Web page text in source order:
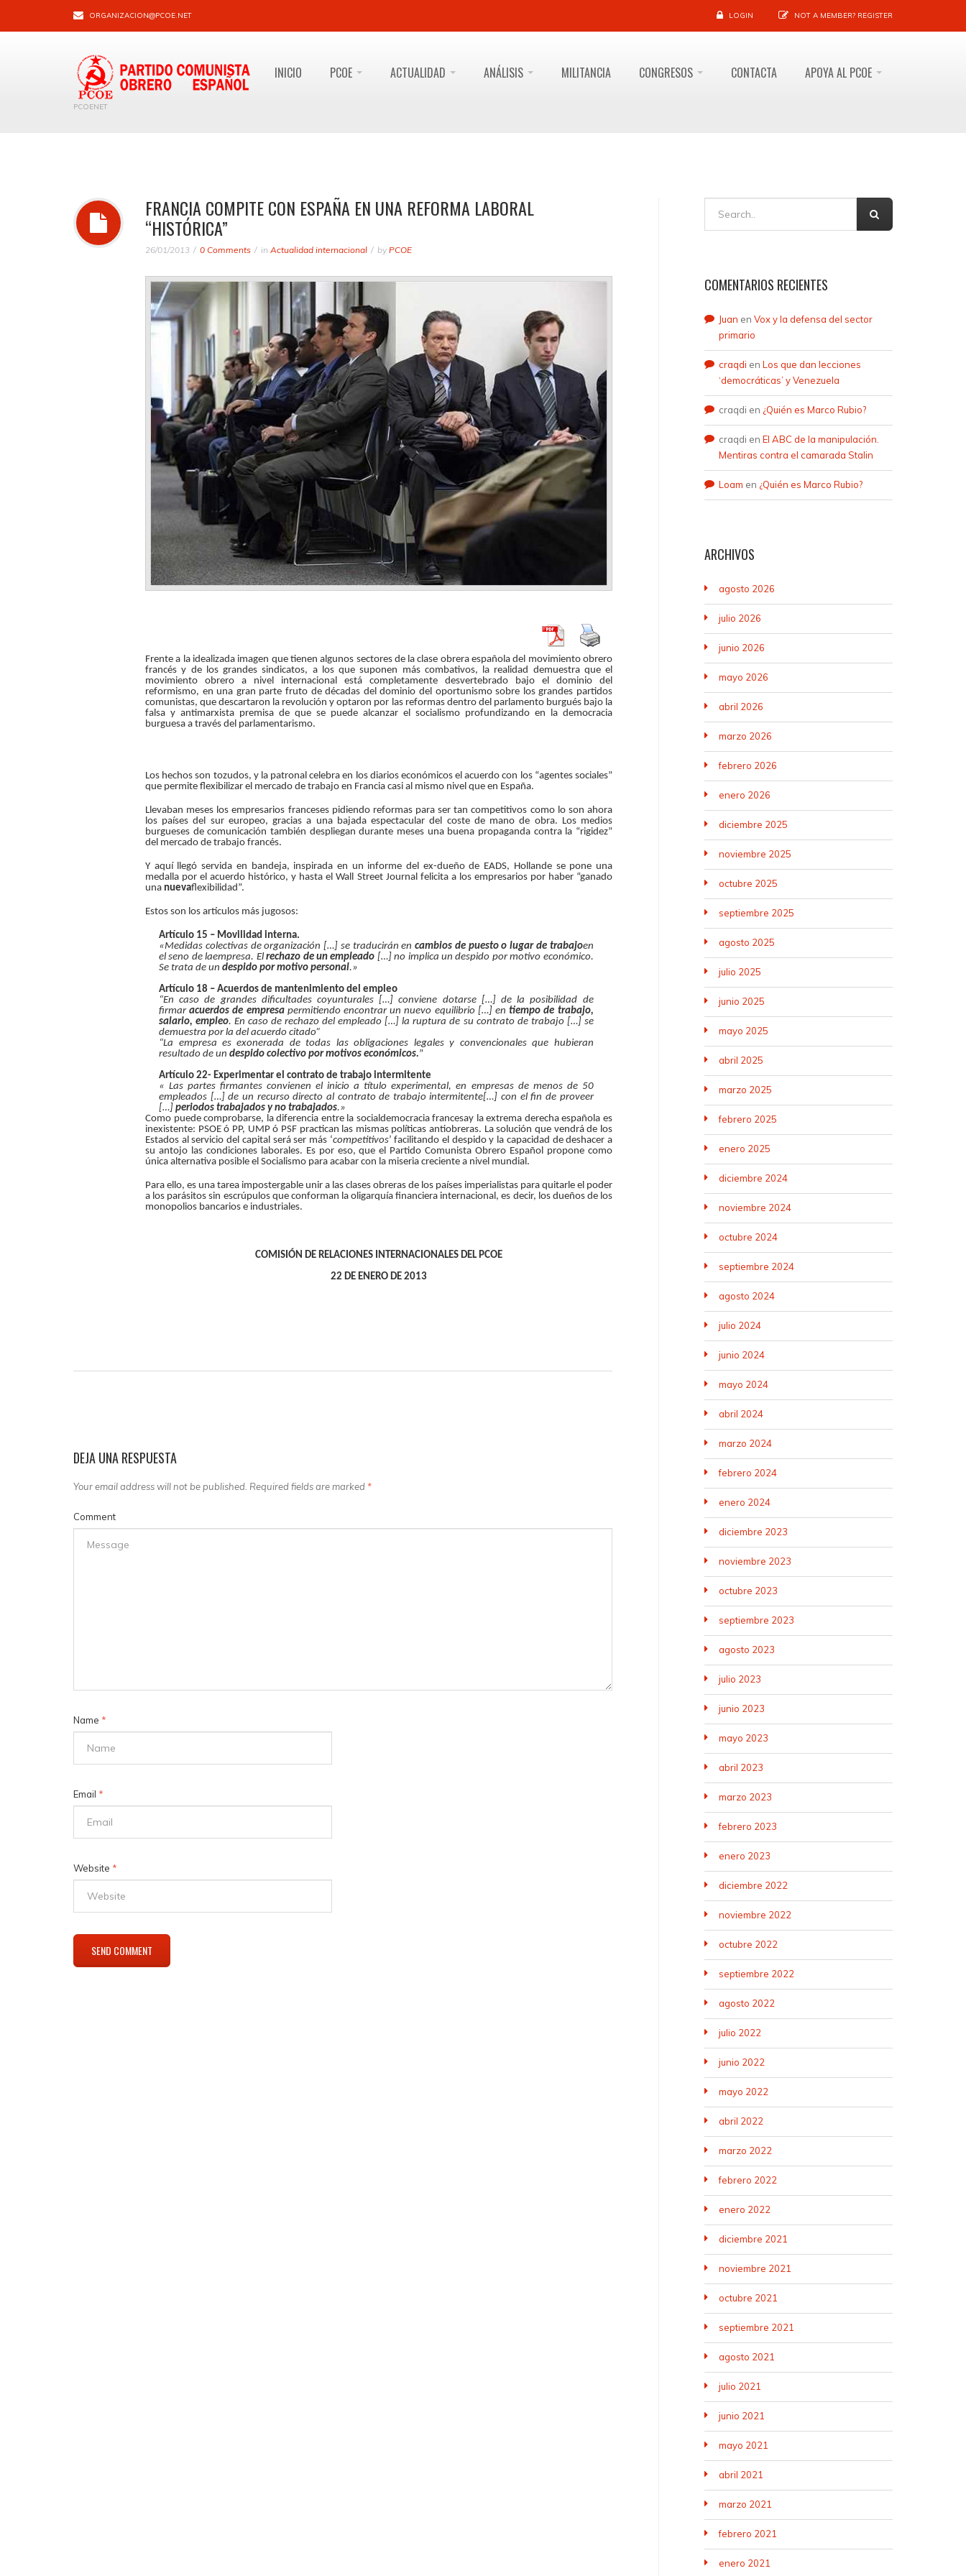
ORGANIZACION@PCOE.NET LOGIN NOT A MEMBER? REGISTER
PCOENET
INICIO PCOE ACTUALIDAD ANÁLISIS MILITANCIA CONGRESOS CONTACTA APOYA AL PCOE
FRANCIA COMPITE CON ESPAÑA EN UNA REFORMA LABORAL
“HISTÓRICA”
26/01/2013 0 Comments in Actualidad internacional by PCOE
Frente a la idealizada imagen que tienen algunos sectores de la clase obrera española del movimiento obrero
francés y de los grandes sindicatos, a los que suponen más combativos, la realidad demuestra que el
movimiento obrero a nivel internacional está completamente desvertebrado bajo el dominio del
reformismo, en una gran parte fruto de décadas del dominio del oportunismo sobre los grandes partidos
comunistas, que descartaron la revolución y optaron por las reformas dentro del parlamento burgués bajo la
falsa y antimarxista premisa de que se puede alcanzar el socialismo profundizando en la democracia
burguesa a través del parlamentarismo.
Los hechos son tozudos, y la patronal celebra en los diarios económicos el acuerdo con los “agentes sociales”
que permite flexibilizar el mercado de trabajo en Francia casi al mismo nivel que en España.
Llevaban meses los empresarios franceses pidiendo reformas para ser tan competitivos como lo son ahora
los países del sur europeo, gracias a una bajada espectacular del coste de mano de obra. Los medios
burgueses de comunicación también despliegan durante meses una buena propaganda contra la “rigidez”
del mercado de trabajo francés.
Y aquí llegó servida en bandeja, inspirada en un informe del ex-dueño de EADS, Hollande se pone una
medalla por el acuerdo histórico, y hasta el Wall Street Journal felicita a los empresarios por haber “ganado
una nuevaflexibilidad”.
Estos son los artículos más jugosos:
Artículo 15 – Movilidad interna.
«Medidas colectivas de organización […] se traducirán encambios de puesto o lugar de trabajoen
el seno de laempresa. Elrechazo de un empleado […] no implica un despido por motivo económico.
Se trata de undespido por motivo personal.»
Artículo 18 – Acuerdos de mantenimiento del empleo
“En caso de grandes dificultades coyunturales […] conviene dotarse […] de la posibilidad de
firmaracuerdos de empresapermitiendo encontrar un nuevo equilibrio […] entiempo de trabajo,
salario, empleo. En caso de rechazo del empleado […] la ruptura de su contrato de trabajo […] se
demuestra por la del acuerdo citado”
“La empresa es exonerada de todas las obligaciones legales y convencionales que hubieran
resultado de undespido colectivo por motivos económicos.”
Artículo 22- Experimentar el contrato de trabajo intermitente
« Las partes firmantes convienen el inicio a título experimental, en empresas de menos de 50
empleados […] de un recurso directo al contrato de trabajo intermitente[…] con el fin de proveer
[…]periodos trabajados y no trabajados.»
Como puede comprobarse, la diferencia entre la socialdemocracia francesay la extrema derecha española es
inexistente: PSOE ó PP, UMP ó PSF practican las mismas políticas antiobreras. La solución que vendrá de los
Estados al servicio del capital será ser más ‘competitivos’ facilitando el despido y la capacidad de deshacer a
su antojo las condiciones laborales. Es por eso, que el Partido Comunista Obrero Español propone como
única alternativa posible el Socialismo para acabar con la miseria creciente a nivel mundial.
Para ello, es una tarea impostergable unir a las clases obreras de los países imperialistas para quitarle el poder
a los parásitos sin escrúpulos que conforman la oligarquía financiera internacional, es decir, los dueños de los
monopolios bancarios e industriales.
COMISIÓN DE RELACIONES INTERNACIONALES DEL PCOE
22 DE ENERO DE 2013
DEJA UNA RESPUESTA
Your email address will not be published. Required fields are marked *
Comment
Name *
Email *
Website *
COMENTARIOS RECIENTES
Juan en Vox y la defensa del sector
primario
craqdi en Los que dan lecciones
‘democráticas’ y Venezuela
craqdi en ¿Quién es Marco Rubio?
craqdi en El ABC de la manipulación.
Mentiras contra el camarada Stalin
Loam en ¿Quién es Marco Rubio?
ARCHIVOS
agosto 2026
julio 2026
junio 2026
mayo 2026
abril 2026
marzo 2026
febrero 2026
enero 2026
diciembre 2025
noviembre 2025
octubre 2025
septiembre 2025
agosto 2025
julio 2025
junio 2025
mayo 2025
abril 2025
marzo 2025
febrero 2025
enero 2025
diciembre 2024
noviembre 2024
octubre 2024
septiembre 2024
agosto 2024
julio 2024
junio 2024
mayo 2024
abril 2024
marzo 2024
febrero 2024
enero 2024
diciembre 2023
noviembre 2023
octubre 2023
septiembre 2023
agosto 2023
julio 2023
junio 2023
mayo 2023
abril 2023
marzo 2023
febrero 2023
enero 2023
diciembre 2022
noviembre 2022
octubre 2022
septiembre 2022
agosto 2022
julio 2022
junio 2022
mayo 2022
abril 2022
marzo 2022
febrero 2022
enero 2022
diciembre 2021
noviembre 2021
octubre 2021
septiembre 2021
agosto 2021
julio 2021
junio 2021
mayo 2021
abril 2021
marzo 2021
febrero 2021
enero 2021